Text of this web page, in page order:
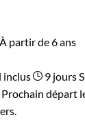
À partir de 6 ans
inclus 9 jours
Prochain départ